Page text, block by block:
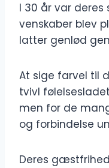
I 30 år var
venskaber blev
latter genlød
At sige farvel til
tvivl
men for de
og forbindelse
Deres